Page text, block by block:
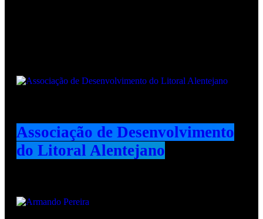
Associação de Desenvolvimento
do Litoral Alentejano